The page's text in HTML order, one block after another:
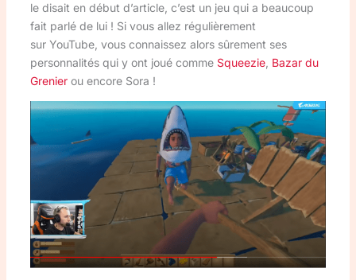
le disait en début d’article, c’est un jeu qui a beaucoup
fait parlé de lui ! Si vous allez régulièrement
sur YouTube, vous connaissez alors sûrement ses
personnalités qui y ont joué comme Squeezie, Bazar du
Grenierou encore Sora !